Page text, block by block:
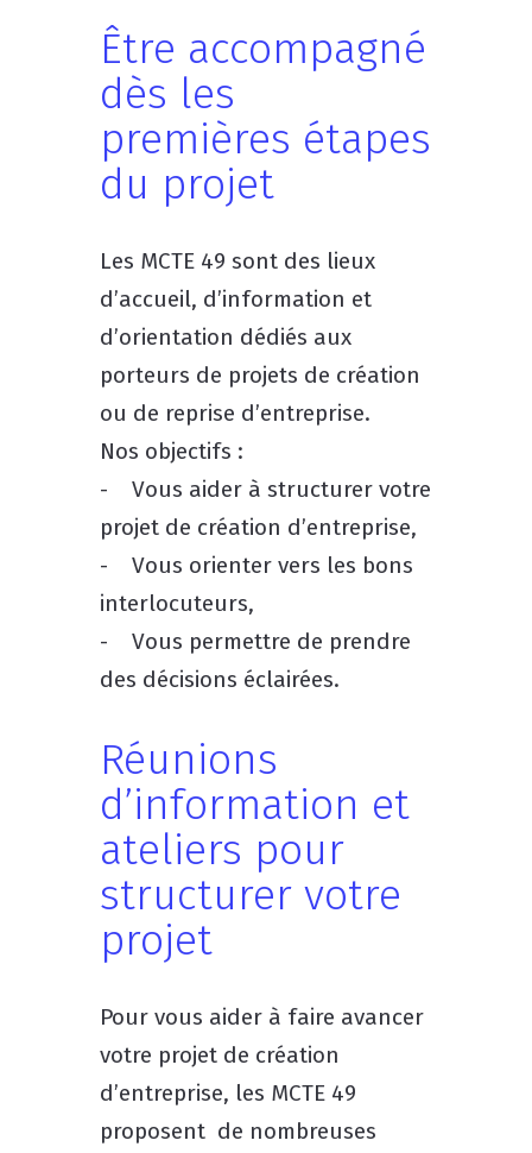
Être accompagné
dès les
premières étapes
du projet
Les MCTE 49 sont des lieux
d’accueil, d’information et
d’orientation dédiés aux
porteurs de projets de création
ou de reprise d’entreprise.
Nos objectifs :
- Vous aider à structurer votre
projet de création d’entreprise,
- Vous orienter vers les bons
interlocuteurs,
- Vous permettre de prendre
des décisions éclairées.
Réunions
d’information et
ateliers pour
structurer votre
projet
Pour vous aider à faire avancer
votre projet de création
d’entreprise, les MCTE 49
proposent de nombreuses